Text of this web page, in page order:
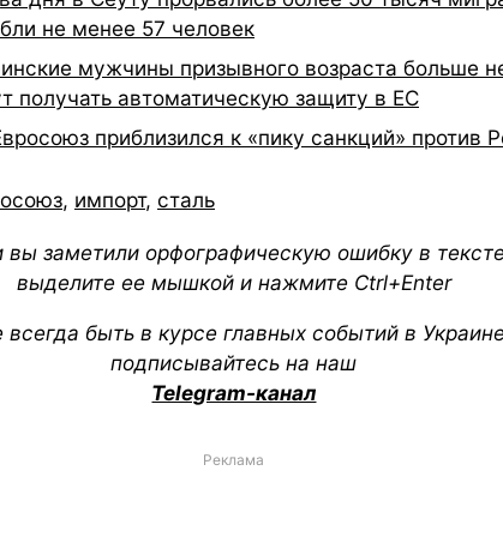
не менее 57 человек
мужчины призывного возраста больше
получать автоматическую защиту в ЕС
приблизился к «пику санкций» против
, импорт, сталь
вы заметили орфографическую ошибку в
выделите ее мышкой и нажмите Ctrl+Enter
всегда быть в курсе главных событий в
подписывайтесь на наш
Telegram-канал
Реклама